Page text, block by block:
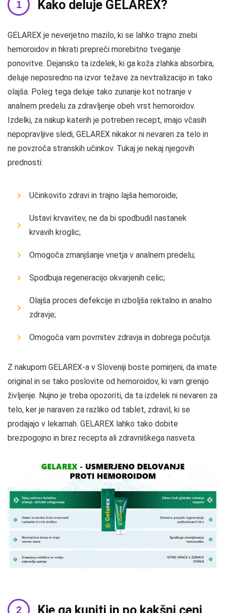
Kako deluje GELAREX?
GELAREX je neverjetno mazilo, ki se lahko trajno znebi
hemoroidov in hkrati prepreči morebitno tveganje
ponovitve. Dejansko ta izdelek, ki ga koža zlahka absorbira,
deluje neposredno na izvor težave za nevtralizacijo in tako
olajša. Poleg tega deluje tako zunanje kot notranje v
analnem predelu za zdravljenje obeh vrst hemoroidov.
Izdelki, za nakup katerih je potreben recept, imajo včasih
nepopravljive sledi, GELAREX nikakor ni nevaren za telo in
ne povzroča stranskih učinkov. Tukaj je nekaj njegovih
prednosti:
Učinkovito zdravi in ​​trajno lajša hemoroide;
Ustavi krvavitev, ne da bi spodbudil nastanek
krvavih kroglic;
Omogoča zmanjšanje vnetja v analnem predelu;
Spodbuja regeneracijo okvarjenih celic;
Olajša proces defekcije in izboljša rektalno in analno
zdravje;
Omogoča vam povrnitev zdravja in dobrega počutja.
Z nakupom GELAREX-a v Sloveniji boste pomirjeni, da imate
original in se tako poslovite od hemoroidov, ki vam grenijo
življenje. Nujno je treba opozoriti, da ta izdelek ni nevaren za
telo, ker je naraven za razliko od tablet, zdravil, ki se
prodajajo v lekarnah. GELAREX lahko tako dobite
brezpogojno in brez recepta ali zdravniškega nasveta.